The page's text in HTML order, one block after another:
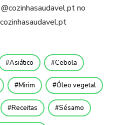
no
Asiático Cebola
Mirim Óleo vegetal
Receitas Sésamo